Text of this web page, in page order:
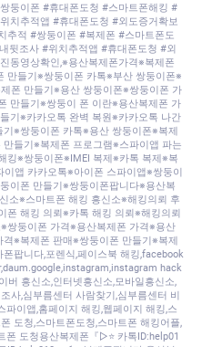
둥이폰 #휴대폰도청 #스마트폰해킹 #
치추적앱 #휴대폰도청 #외도증거확보
추적 #쌍둥이폰 #복제폰 #스마트폰도
뒷조사 #위치추적앱 #휴대폰도청 #외
동영상확인,※용산복제폰가격※복제폰
만들기※쌍둥이폰 카톡※부산 쌍둥이폰※
폰 만들기※용산 쌍둥이폰※쌍둥이폰 가
만들기※쌍둥이 폰 이란※용산복제폰 가
기※카카오톡 완벽 복원※카카오톡 나간
※쌍둥이폰 카톡※용산 쌍둥이폰※복제
들기※복제폰 프로그램※스파이앱 파는
킹※쌍둥이폰※IMEI 복제※카톡 복제※복
앱 카카오톡※아이폰 스파이앱※쌍둥이
이폰 만들기※쌍둥이폰팝니다※용산복
소※스마트폰 해킹 흥신소※해킹의뢰 후
폰 해킹 의뢰※카톡 해킹 의뢰※해킹의뢰
쌍둥이폰 가격※용산복제폰 가격※용산
※복제폰 판매※쌍둥이폰 만들기※복제
팝니다,포렌식,페이스북 해킹,facebook
hack
버 흥신소,인터넷흥신소,모바일흥신소,
사,심부름센터 사람찾기,심부름센터 비
파이앱,홈페이지 해킹,웹페이지 해킹,스
도청,스마트폰도청,스마트폰 해킹어플,
폰 도청용산복제폰『▷⭐ 카톡ID:help01